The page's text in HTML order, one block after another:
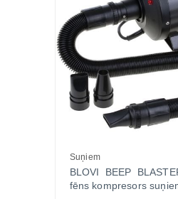
Suņiem
BLOVI BEEP
fēns kompresors